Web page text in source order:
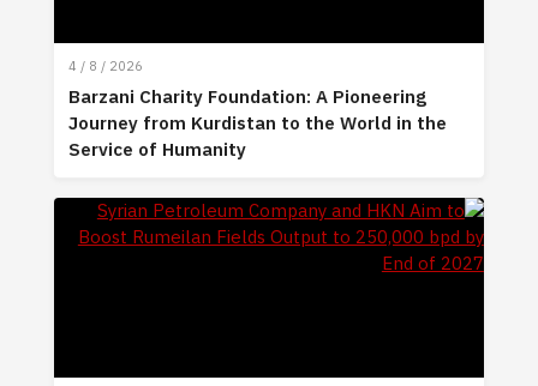
4 / 8 / 2026
Barzani Charity Foundation: A Pioneering
Journey from Kurdistan to the World in the
Service of Humanity